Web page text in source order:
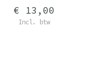
€ 13,00
Incl. btw